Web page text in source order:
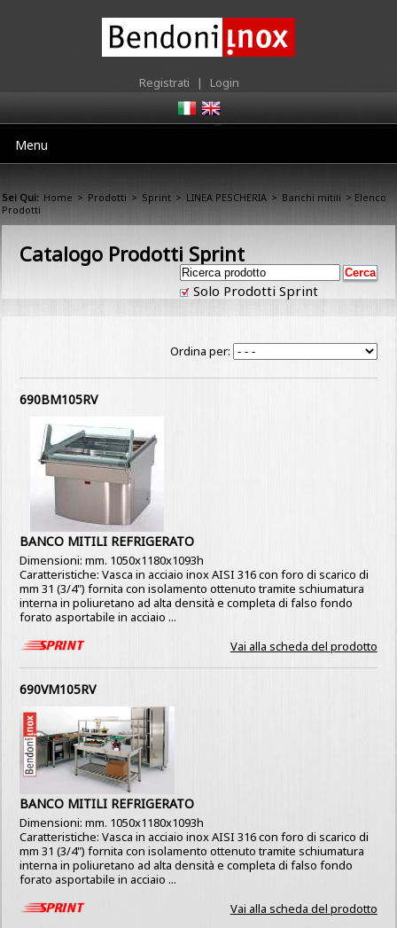
Registrati | Login
Menu
Sei Qui: Home > Prodotti > Sprint > LINEA PESCHERIA > Banchi mitili > Elenco
Prodotti
Catalogo Prodotti Sprint
Solo Prodotti Sprint
Ordina per:
690BM105RV
BANCO MITILI REFRIGERATO
Dimensioni: mm. 1050x1180x1093h
Caratteristiche: Vasca in acciaio inox AISI 316 con foro di scarico di
mm 31 (3/4") fornita con isolamento ottenuto tramite schiumatura
interna in poliuretano ad alta densità e completa di falso fondo
forato asportabile in acciaio ...
Vai alla scheda del prodotto
690VM105RV
BANCO MITILI REFRIGERATO
Dimensioni: mm. 1050x1180x1093h
Caratteristiche: Vasca in acciaio inox AISI 316 con foro di scarico di
mm 31 (3/4") fornita con isolamento ottenuto tramite schiumatura
interna in poliuretano ad alta densità e completa di falso fondo
forato asportabile in acciaio ...
Vai alla scheda del prodotto